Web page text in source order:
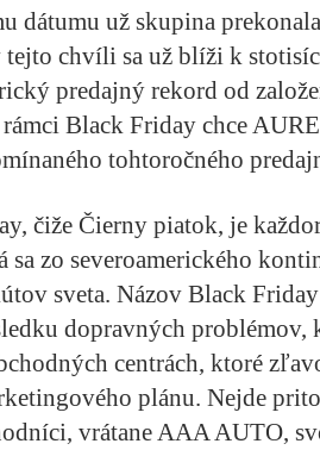
dátumu už skupina
tejto chvíli sa už blíži k
predajný rekord od
Black Friday chce
tohtoročného
čiže Čierny piatok, je
sa zo severoamerického
sveta. Názov Black
dopravných problémov,
centrách, ktoré
plánu. Nejde
vrátane AAA AUTO,